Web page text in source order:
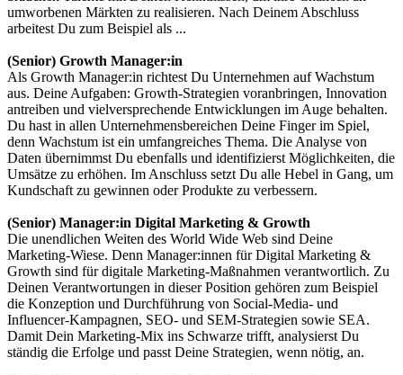
umworbenen Märkten zu realisieren. Nach Deinem Abschluss
arbeitest Du zum Beispiel als ...
(Senior) Growth Manager:in
Als Growth Manager:in richtest Du Unternehmen auf Wachstum
aus. Deine Aufgaben: Growth-Strategien voranbringen, Innovation
antreiben und vielversprechende Entwicklungen im Auge behalten.
Du hast in allen Unternehmensbereichen Deine Finger im Spiel,
denn Wachstum ist ein umfangreiches Thema. Die Analyse von
Daten übernimmst Du ebenfalls und identifizierst Möglichkeiten, die
Umsätze zu erhöhen. Im Anschluss setzt Du alle Hebel in Gang, um
Kundschaft zu gewinnen oder Produkte zu verbessern.
(Senior) Manager:in Digital Marketing & Growth
Die unendlichen Weiten des World Wide Web sind Deine
Marketing-Wiese. Denn Manager:innen für Digital Marketing &
Growth sind für digitale Marketing-Maßnahmen verantwortlich. Zu
Deinen Verantwortungen in dieser Position gehören zum Beispiel
die Konzeption und Durchführung von Social-Media- und
Influencer-Kampagnen, SEO- und SEM-Strategien sowie SEA.
Damit Dein Marketing-Mix ins Schwarze trifft, analysierst Du
ständig die Erfolge und passt Deine Strategien, wenn nötig, an.